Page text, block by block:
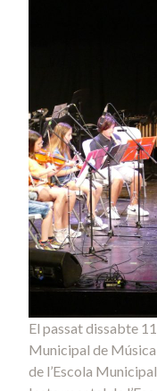
El passat dissabte
Municipal de Música
de l’Escola